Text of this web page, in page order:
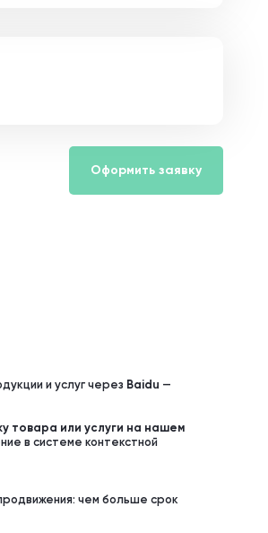
Оформить заявку
и услуг через Baidu —
товара или услуги на нашем
в системе контекстной
чем больше срок